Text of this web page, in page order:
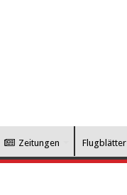
Zeitungen Flugblätter